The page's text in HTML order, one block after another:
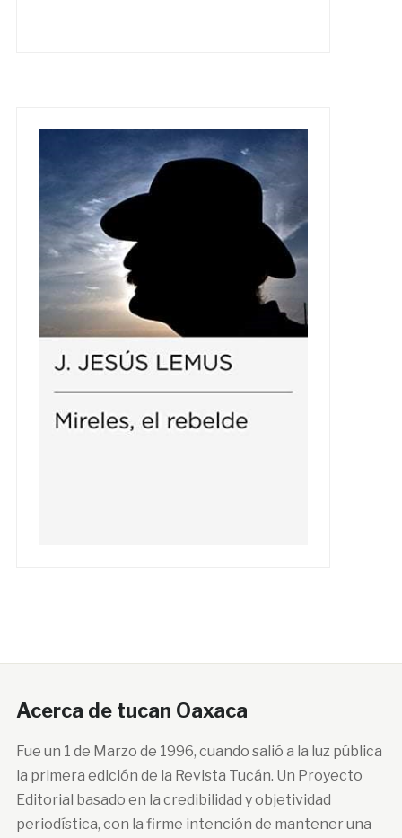
Acerca de tucan Oaxaca
Fue un 1 de Marzo de 1996, cuando salió a la luz pública
la primera edición de la Revista Tucán. Un Proyecto
Editorial basado en la credibilidad y objetividad
periodística, con la firme intención de mantener una